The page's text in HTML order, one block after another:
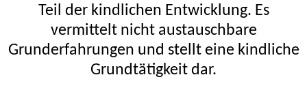
Teil der kindlichen Entwicklung. Es
vermittelt nicht austauschbare
Grunderfahrungen und stellt eine kindliche
Grundtätigkeit dar.